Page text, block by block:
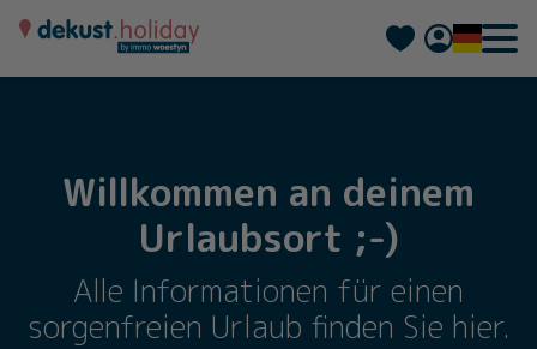
Français
Willkommen an deinem
Urlaubsort ;-)
Alle Informationen für einen
sorgenfreien Urlaub finden Sie hier.